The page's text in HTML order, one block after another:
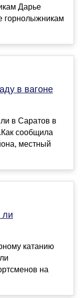
Дарье
горнолыжникам
в вагоне
в Саратов в
сообщила
местный
ли
катанию
на